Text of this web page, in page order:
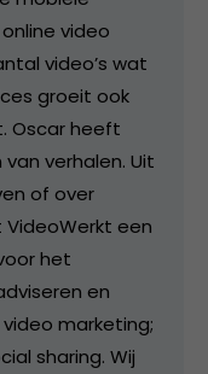
video
video’s wat
groeit ook
Oscar heeft
verhalen. Uit
of over
VideoWerkt een
het
en
marketing;
sharing. Wij